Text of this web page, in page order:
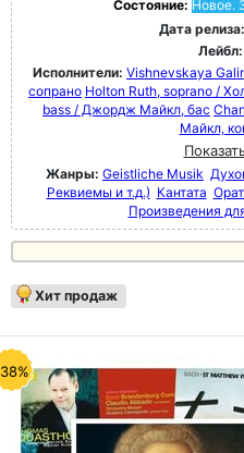
Состояние: Новое.
Дата релиза:
Лейбл:
Исполнители: Vishnevskaya
сопрано Holton Ruth, soprano /
bass / Джордж Майкл, бас
Майкл,
Жанры: Geistliche Musik
Реквиемы и т.д.) Кантата
Произведения
Хит продаж